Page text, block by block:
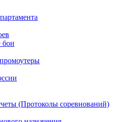
бои
(Протоколы соревнований)